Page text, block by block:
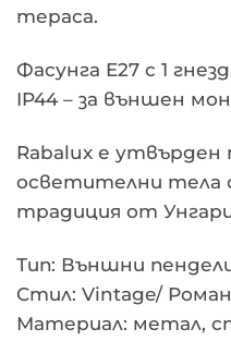
тераса.
Фасунга E27 с 1
IP44 – за външен
Rabalux е утвърден
осветителни тела
традиция от
Тип: Външни
Стил: Vintage/
Материал: метал,